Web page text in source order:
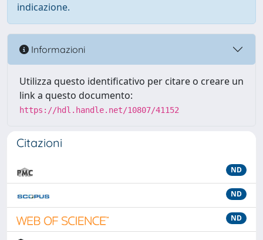
indicazione.
Informazioni
Utilizza questo identificativo per citare o creare un
link a questo documento:
https://hdl.handle.net/10807/41152
Citazioni
ND
ND
ND